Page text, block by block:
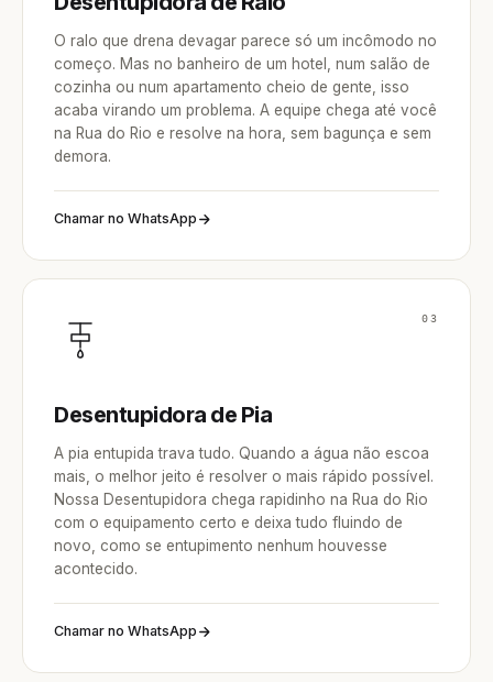
O ralo que drena devagar parece só um incômodo no
começo. Mas no banheiro de um hotel, num salão de
cozinha ou num apartamento cheio de gente, isso
acaba virando um problema. A equipe chega até você
na Rua do Rio e resolve na hora, sem bagunça e sem
demora.
Chamar no WhatsApp
03
Desentupidora de Pia
A pia entupida trava tudo. Quando a água não escoa
mais, o melhor jeito é resolver o mais rápido possível.
Nossa Desentupidora chega rapidinho na Rua do Rio
com o equipamento certo e deixa tudo fluindo de
novo, como se entupimento nenhum houvesse
acontecido.
Chamar no WhatsApp